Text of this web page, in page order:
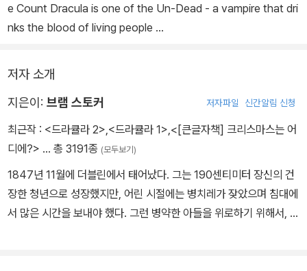
e Count Dracula is one of the Un-Dead - a vampire that dri
nks the blood of living people ...
저자 소개
지은이: 브램 스토커 저자파일 신간알림 신청
최근작 : <드라큘라 2> <드라큘라 1> <[큰글자책] 크리스마스는 어
디에?> … 총 3191종 (모두보기)
1847년 11월에 더블린에서 태어났다. 그는 190센티미터 장신의 건
장한 청년으로 성장했지만, 어린 시절에는 병치레가 잦았으며 침대에
서 많은 시간을 보내야 했다. 그런 병약한 아들을 위로하기 위해서, 어